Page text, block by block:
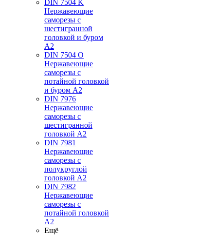
DIN 7504 K
Нержавеющие
саморезы с
шестигранной
головкой и буром
А2
DIN 7504 O
Нержавеющие
саморезы с
потайной головкой
и буром А2
DIN 7976
Нержавеющие
саморезы с
шестигранной
головкой А2
DIN 7981
Нержавеющие
саморезы с
полукруглой
головкой А2
DIN 7982
Нержавеющие
саморезы с
потайной головкой
А2
Ещё